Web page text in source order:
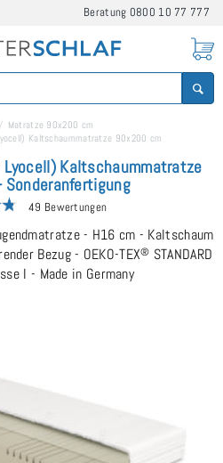
Beratung 0800 10 77 777
Matratze 90x200 cm
Kaltschaummatratze 90x200 cm
Lyocell) Kaltschaummatratze
Sonderanfertigung
49 Bewertungen
- H16 cm - Kaltschaum
Bezug - OEKO-TEX® STANDARD
I - Made in Germany